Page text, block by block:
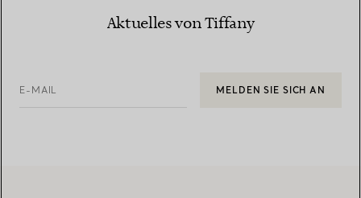
Aktuelles von Tiffany
E-MAIL MELDEN SIE SICH AN